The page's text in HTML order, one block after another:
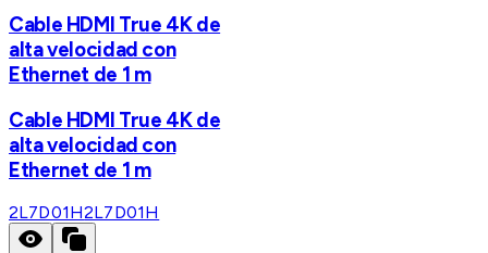
Cable HDMI True 4K de
alta velocidad con
Ethernet de 1 m
Cable HDMI True 4K de
alta velocidad con
Ethernet de 1 m
2L7D01H2L7D01H